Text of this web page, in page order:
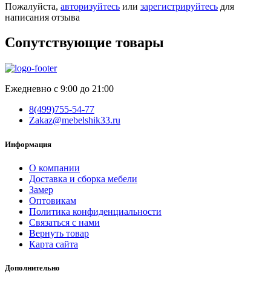
Пожалуйста, авторизуйтесь или зарегистрируйтесь для
написания отзыва
Сопутствующие товары
Ежедневно с 9:00 до 21:00
8(499)755-54-77
Zakaz@mebelshik33.ru
Информация
О компании
Доставка и сборка мебели
Замер
Оптовикам
Политика конфиденциальности
Связаться с нами
Вернуть товар
Карта сайта
Дополнительно